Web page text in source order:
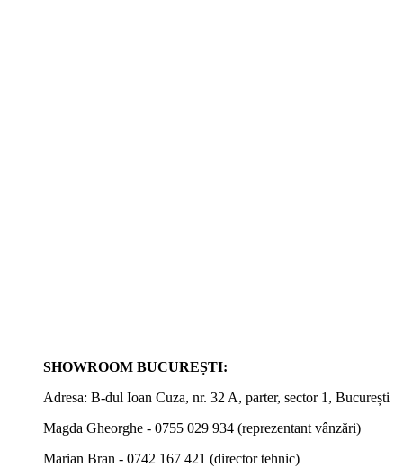
SHOWROOM BUCUREȘTI:
Adresa: B-dul Ioan Cuza, nr. 32 A, parter, sector 1, București
Magda Gheorghe - 0755 029 934 (reprezentant vânzări)
Marian Bran - 0742 167 421 (director tehnic)